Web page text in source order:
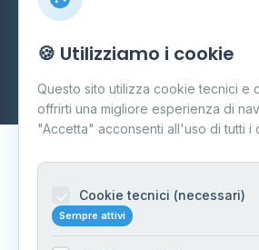
Carpi P.IVA
Aggiornamento
🍪 Utilizziamo i cookie
Questo sito utilizza cookie tecnici e
offrirti una migliore esperienza di
"Accetta" acconsenti all'uso di tutti i
Cookie tecnici (necessari)
Sempre attivi